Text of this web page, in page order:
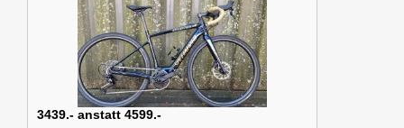
3439.- anstatt 4599.-